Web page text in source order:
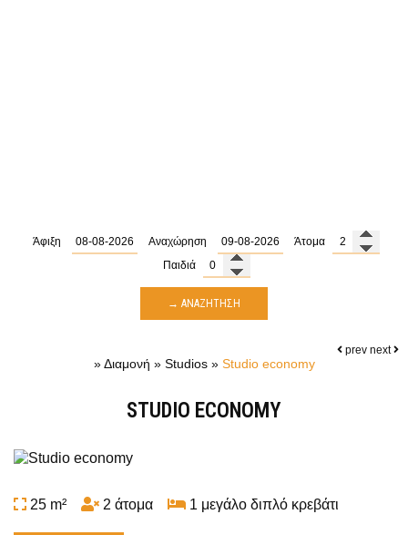
Άφιξη Αναχώρηση
Άτομα
Παιδιά
→ ΑΝΑΖΉΤΗΣΗ
»Διαμονή » Studios» Studio economy
STUDIO ECONOMY
prev next
25 m² 2 άτομα 1 μεγάλο διπλό κρεβάτι